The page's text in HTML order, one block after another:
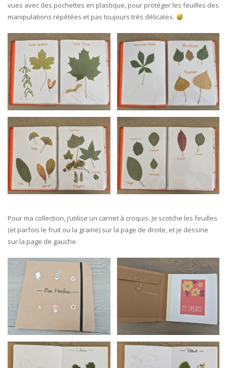
vues avec des pochettes en plastique, pour protéger les feuilles des
manipulations répétées et pas toujours très délicates.
Pour ma collection, j’utilise un carnet à croquis. Je scotche les feuilles
(et parfois le fruit ou la graine) sur la page de droite, et je dessine
sur la page de gauche.